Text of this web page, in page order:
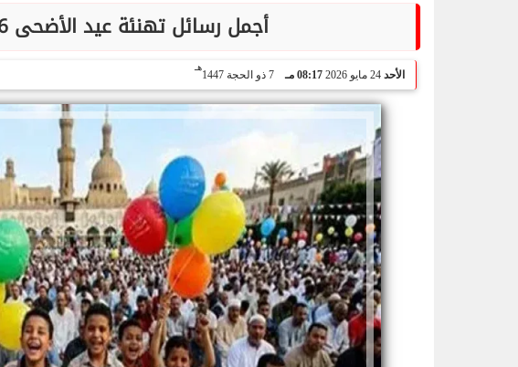
أجمل رسائل تهنئة عيد الأضحى 2026 للأهل والأصدقاء
الأحد 24 مايو 2026 08:17 مـ 7 ذو الحجة 1447
هـ